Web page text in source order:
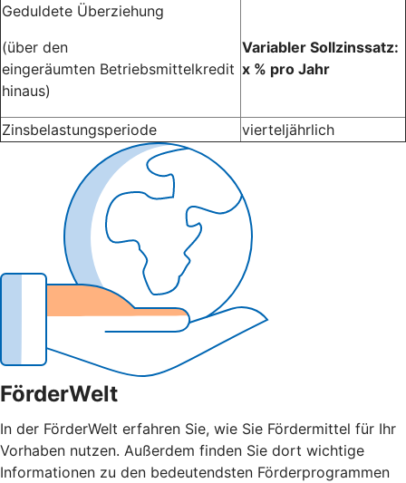
Geduldete Überziehung
(über den
eingeräumten Betriebsmittelkredit
hinaus)
Variabler Sollzinssatz:
x % pro Jahr
Zinsbelastungsperiode vierteljährlich
FörderWelt
In der FörderWelt erfahren Sie, wie Sie Fördermittel für Ihr
Vorhaben nutzen. Außerdem finden Sie dort wichtige
Informationen zu den bedeutendsten Förderprogrammen